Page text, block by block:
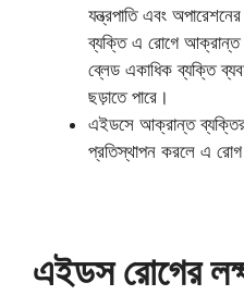
যন্ত্রপাতি এবং
ব্যক্তি এ রোগে
ব্লেড একাধিক ব্যক্তি
ছড়াতে পারে।
এইডসে আক্রান্ত
প্রতিস্থাপন করলে এ
এইডস রোগের